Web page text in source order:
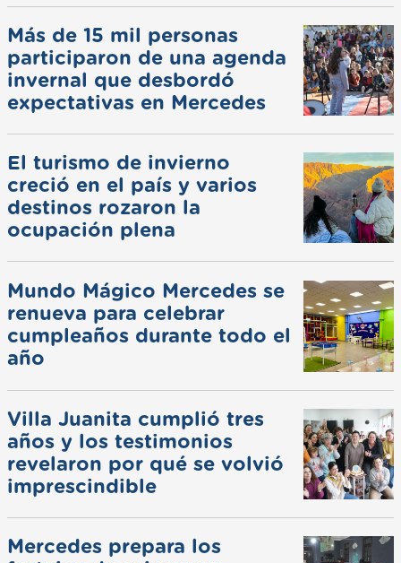
Más de 15 mil personas
participaron de una agenda
invernal que desbordó
expectativas en Mercedes
El turismo de invierno
creció en el país y varios
destinos rozaron la
ocupación plena
Mundo Mágico Mercedes se
renueva para celebrar
cumpleaños durante todo el
año
Villa Juanita cumplió tres
años y los testimonios
revelaron por qué se volvió
imprescindible
Mercedes prepara los